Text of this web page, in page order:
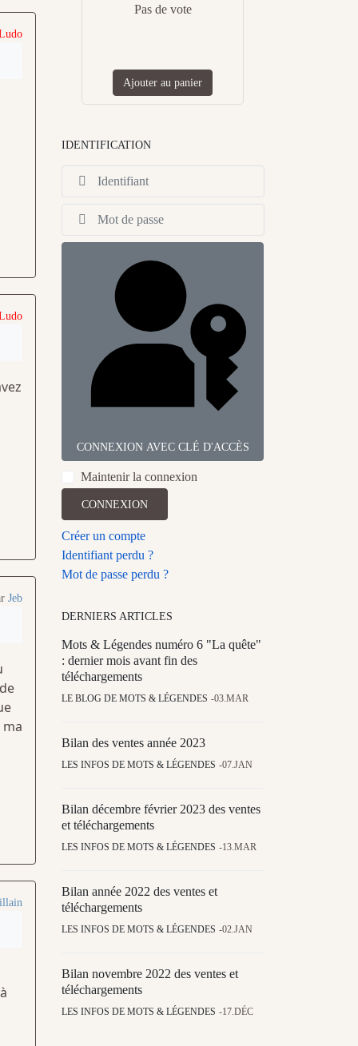
Jeb
Pas de vote
Ajouter au panier
IDENTIFICATION
CONNEXION AVEC CLÉ D'ACCÈS
Maintenir la connexion
CONNEXION
Créer un compte
Identifiant perdu ?
Mot de passe perdu ?
DERNIERS ARTICLES
Mots & Légendes numéro 6 "La quête"
: dernier mois avant fin des
téléchargements
LE BLOG DE MOTS & LÉGENDES 03.MAR
Bilan des ventes année 2023
LES INFOS DE MOTS & LÉGENDES 07.JAN
Bilan décembre février 2023 des ventes
et téléchargements
LES INFOS DE MOTS & LÉGENDES 13.MAR
Bilan année 2022 des ventes et
téléchargements
LES INFOS DE MOTS & LÉGENDES 02.JAN
Bilan novembre 2022 des ventes et
téléchargements
LES INFOS DE MOTS & LÉGENDES 17.DÉC